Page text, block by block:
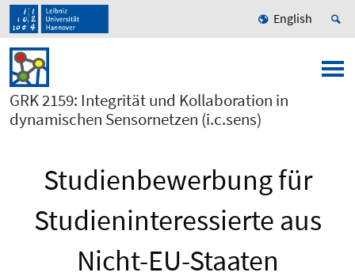
English
GRK 2159: Integrität und Kollaboration in
dynamischen Sensornetzen (i.c.sens)
Studienbewerbung für
Studieninteressierte aus
Nicht-EU-Staaten